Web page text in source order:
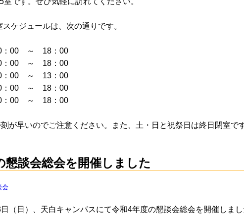
ケジュールは、次の通りです。
00 ～ 18：00
00 ～ 18：00
00 ～ 13：00
00 ～ 18：00
00 ～ 18：00
が早いのでご注意ください。また、土・日と祝祭日は終日閉室です
懇談会総会を開催しました
会
（日）、天白キャンパスにて令和4年度の懇談会総会を開催しまし